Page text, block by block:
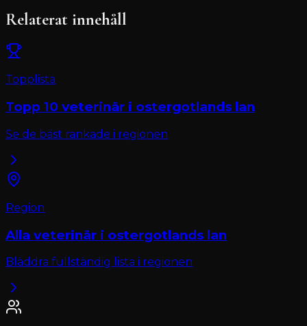
Relaterat innehåll
Topplista
Topp 10 veterinär i ostergotlands lan
Se de bäst rankade i regionen
Region
Alla veterinär i ostergotlands lan
Bläddra fullständig lista i regionen